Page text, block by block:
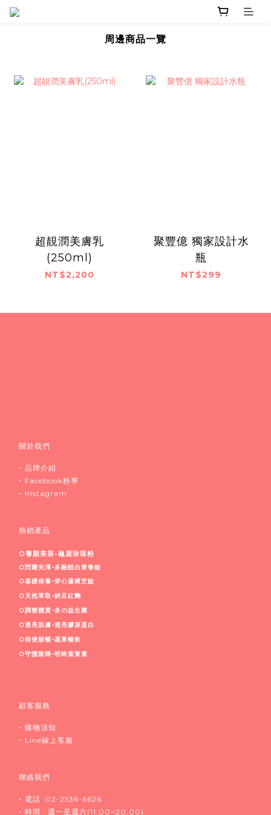
周邊商品一覽
超靚潤美膚乳
(250ml)
NT$2,200
聚豐億 獨家設計水
瓶
NT$299
關於我們
• 品牌介紹
• Facebook粉專
• Instagram
熱銷產品
○養顏美容-龜鹿珍珠粉
○閃耀光澤-多酚靚白青春錠
○基礎保養-穿心蓮樟芝錠
○天然萃取-納豆紅麴
○調整體質-多の益生菌
○透亮肌膚-透亮膠原蛋白
○排便順暢-蔬果暢飲
○守護眼睛-明眸葉黃素
顧客服務
• 購物須知
• Line線上客服
聯絡我們
• 電話 :02-2536-6626
• 時間 : 週一至週六(11:00~20:00)